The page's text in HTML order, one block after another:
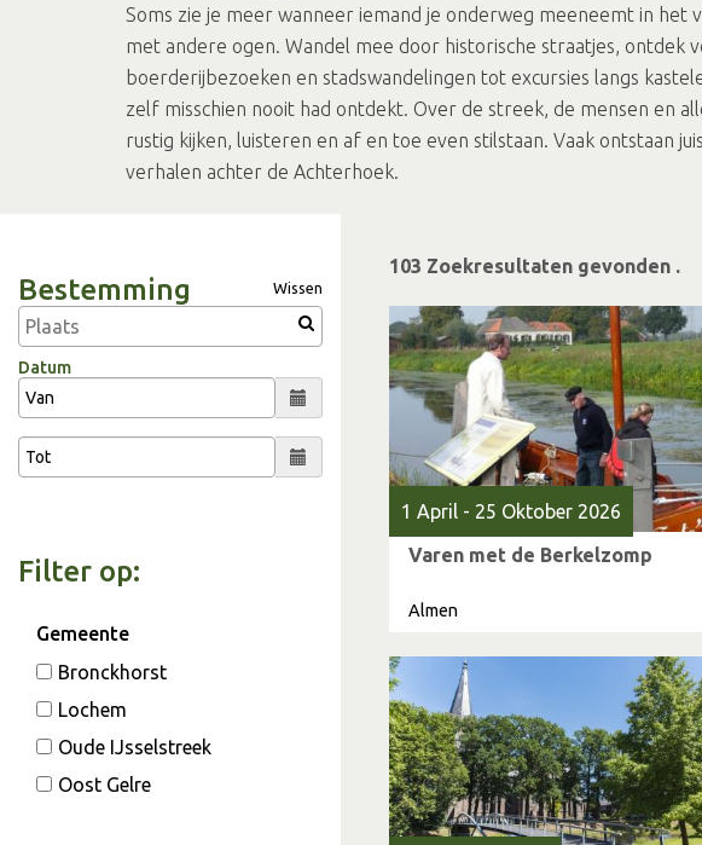
Soms zie je meer wanneer iemand je onderweg meeneemt in het
met andere ogen. Wandel mee door historische straatjes, ontdek
boerderijbezoeken en stadswandelingen tot excursies langs
zelf misschien nooit had ontdekt. Over de streek, de mensen en
rustig kijken, luisteren en af en toe even stilstaan. Vaak ontstaan
verhalen achter de Achterhoek.
Bestemming Wissen
Datum
Filter op:
Gemeente
Bronckhorst
Lochem
Oude IJsselstreek
Oost Gelre
103 Zoekresultaten gevonden .
1 April - 25 Oktober 2026
Varen met de Berkelzomp
Almen